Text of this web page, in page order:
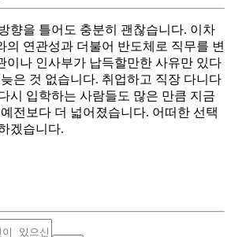
향을 틀어도 충분히 괜찮습니다. 이차
의 연관성과 더불어 반도체로 직무를 변
이나 인사부가 납득할만한 사유만 있다
은 것 없습니다. 취업하고 직장 다니다
시 입학하는 사람들도 많은 만큼 지금
전보다 더 넓어졌습니다. 어떠한 선택
겠습니다.